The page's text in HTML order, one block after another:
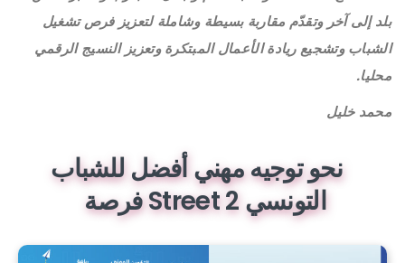
بلد إلى آخر وتقدّم مقاربة بسيطة وشاملة لتعزيز فرص تشغيل
الشباب وتشجيع ريادة الأعمال المبتكرة وتعزيز النسيج الرقمي
محليا.
محمد خليل
نحو توجيه مهني أفضل للشباب
التونسي Street 2 فرصة